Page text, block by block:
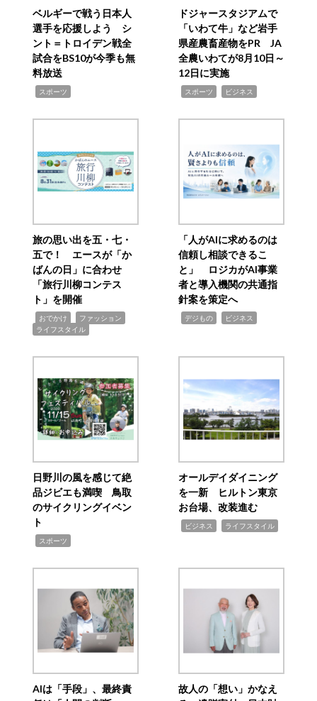
ベルギーで戦う日本人
選手を応援しよう シ
ント＝トロイデン戦全
試合をBS10が今季も無
料放送
スポーツ
ドジャースタジアムで
「いわて牛」など岩手
県産農畜産物をPR JA
全農いわてが8月10日～
12日に実施
スポーツ ビジネス
旅の思い出を五・七・
五で！ エースが「か
ばんの日」に合わせ
「旅行川柳コンテス
ト」を開催
おでかけ ファッション
ライフスタイル
「人がAIに求めるのは
信頼し相談できるこ
と」 ロジカがAI事業
者と導入機関の共通指
針案を策定へ
デジもの ビジネス
日野川の風を感じて絶
品ジビエも満喫 鳥取
のサイクリングイベン
ト
スポーツ
オールデイダイニング
を一新 ヒルトン東京
お台場、改装進む
ビジネス ライフスタイル
AIは「手段」、最終責
故人の「想い」かなえ